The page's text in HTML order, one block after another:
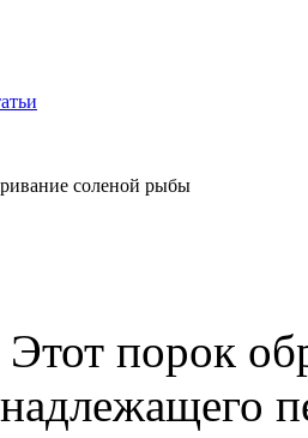
соленой рыбы
порок
надлежащего